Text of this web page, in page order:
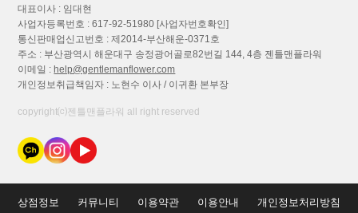
대표이사 : 임대현
사업자등록번호 : 617-92-51980 [사업자번호확인]
통신판매업신고번호 : 제2014-부산해운-0371호
주소 : 부산광역시 해운대구 송정광어골로82번길 144, 4층 젠틀맨플라워
이메일 :help@gentlemanflower.com
개인정보취급책임자 : 노현수 이사 / 이귀환 본부장
copyright⒞젠틀맨플라워 all right reserved
상점정보 커뮤니티 이용약관 이용안내 개인정보처리방침